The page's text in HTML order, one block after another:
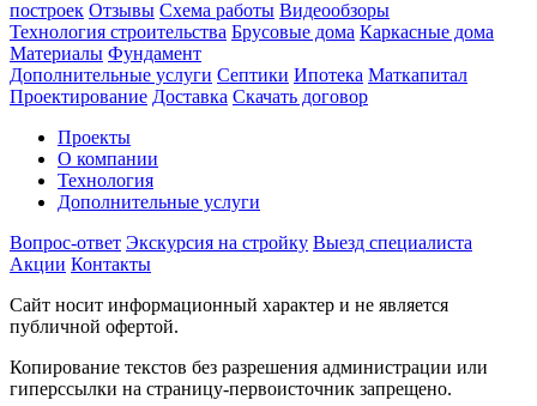
построек Отзывы Схема работы Видеообзоры
Технология строительства Брусовые дома Каркасные дома
Материалы Фундамент
Дополнительные услуги Септики Ипотека Маткапитал
Проектирование Доставка Скачать договор
Проекты
О компании
Технология
Дополнительные услуги
Вопрос-ответ Экскурсия на стройку Выезд специалиста
Акции Контакты
Сайт носит информационный характер и не является
публичной офертой.
Копирование текстов без разрешения администрации или
гиперссылки на страницу-первоисточник запрещено.